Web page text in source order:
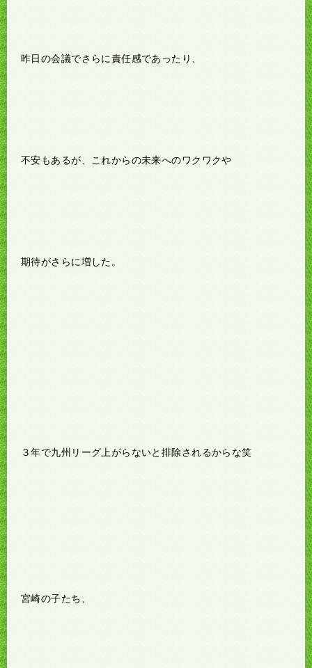
昨日の会議でさらに責任感であったり、
不安もあるが、これからの未来へのワクワクや
期待がさらに増した。
３年で九州リーグ上がらないと排除されるからな笑
宮崎の子たち、